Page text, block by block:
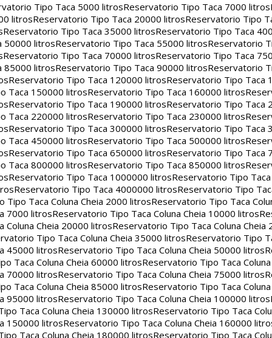
Tipo Taca 5000 litrosReservatorio Tipo Taca 7000 litros
litrosReservatorio Tipo Taca 20000 litrosReservatorio Tipo
Reservatorio Tipo Taca 35000 litrosReservatorio Tipo Taca
50000 litrosReservatorio Tipo Taca 55000 litrosReservatorio
Reservatorio Tipo Taca 70000 litrosReservatorio Tipo Taca
85000 litrosReservatorio Tipo Taca 90000 litrosReservatorio
Reservatorio Tipo Taca 120000 litrosReservatorio Tipo Taca
Taca 150000 litrosReservatorio Tipo Taca 160000 litros
Reservatorio Tipo Taca 190000 litrosReservatorio Tipo Taca
Taca 220000 litrosReservatorio Tipo Taca 230000 litros
Reservatorio Tipo Taca 300000 litrosReservatorio Tipo Taca
Taca 450000 litrosReservatorio Tipo Taca 500000 litros
Reservatorio Tipo Taca 650000 litrosReservatorio Tipo Taca
Taca 800000 litrosReservatorio Tipo Taca 850000 litros
Reservatorio Tipo Taca 1000000 litrosReservatorio Tipo
Reservatorio Tipo Taca 4000000 litrosReservatorio Tipo
Tipo Taca Coluna Cheia 2000 litrosReservatorio Tipo Taca
7000 litrosReservatorio Tipo Taca Coluna Cheia 10000 litros
Coluna Cheia 20000 litrosReservatorio Tipo Taca Coluna Cheia
Tipo Taca Coluna Cheia 35000 litrosReservatorio Tipo
45000 litrosReservatorio Tipo Taca Coluna Cheia 50000 litros
Taca Coluna Cheia 60000 litrosReservatorio Tipo Taca
70000 litrosReservatorio Tipo Taca Coluna Cheia 75000 litros
Taca Coluna Cheia 85000 litrosReservatorio Tipo Taca
95000 litrosReservatorio Tipo Taca Coluna Cheia 100000 litros
Taca Coluna Cheia 130000 litrosReservatorio Tipo Taca
150000 litrosReservatorio Tipo Taca Coluna Cheia 160000
Taca Coluna Cheia 180000 litrosReservatorio Tipo Taca